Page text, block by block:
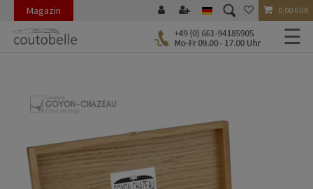
Magazin 0,00 EUR
☰